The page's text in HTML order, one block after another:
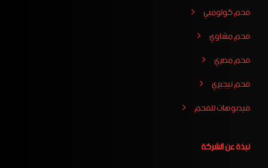
فحم كولومبي
فحم مشاوي
فحم مصري
فحم نيجيري
فيدبوهات للفحم
نبذة عن الشركة